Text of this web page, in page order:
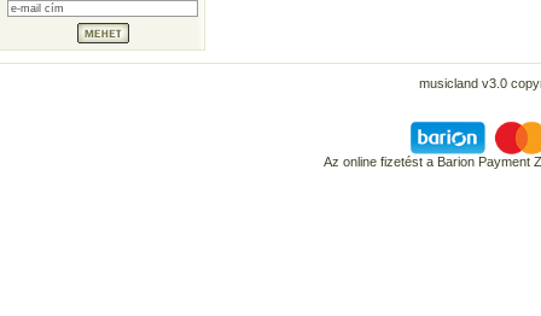
musicland v3.0
Az online fizetést a Barion Payment